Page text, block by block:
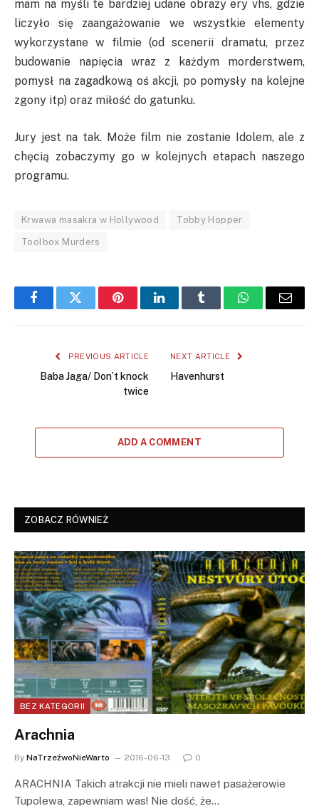
mam na myśli te bardziej udane obrazy ery vhs, gdzie
liczyło się zaangażowanie we wszystkie elementy
wykorzystane w filmie (od scenerii dramatu, przez
budowanie napięcia wraz z każdym morderstwem,
pomysł na zagadkową oś akcji, po pomysły na kolejne
zgony itp) oraz miłość do gatunku.
Jury jest na tak. Może film nie zostanie Idolem, ale z
chęcią zobaczymy go w kolejnych etapach naszego
programu.
Krwawa masakra w Hollywood Tobby Hopper
Toolbox Murders
FacebookTwitter PinterestLinkedInTumblr WhatsAppEmail
PREVIOUS ARTICLE
Baba Jaga/ Don’t knock
twice
NEXT ARTICLE
Havenhurst
ADD A COMMENT
ZOBACZ RÓWNIEŻ
BEZ KATEGORII
Arachnia
By NaTrzeźwoNieWarto 2016-06-13 0
ARACHNIA Takich atrakcji nie mieli nawet pasażerowie
Tupolewa, zapewniam was! Nie dość, że…